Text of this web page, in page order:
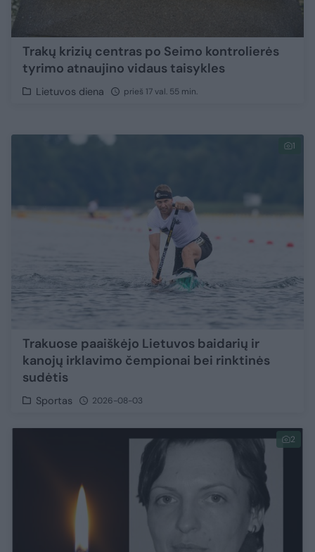
Trakų krizių centras po Seimo kontrolierės
tyrimo atnaujino vidaus taisykles
Lietuvos diena prieš 17 val. 55 min.
1
Trakuose paaiškėjo Lietuvos baidarių ir
kanojų irklavimo čempionai bei rinktinės
sudėtis
Sportas 2026-08-03
2